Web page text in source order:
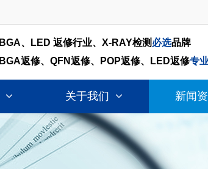
BGA、LED 返修行业、X-RAY检测 必选品牌
BGA返修、QFN返修、POP返修、LED返修专
关于我们 新闻